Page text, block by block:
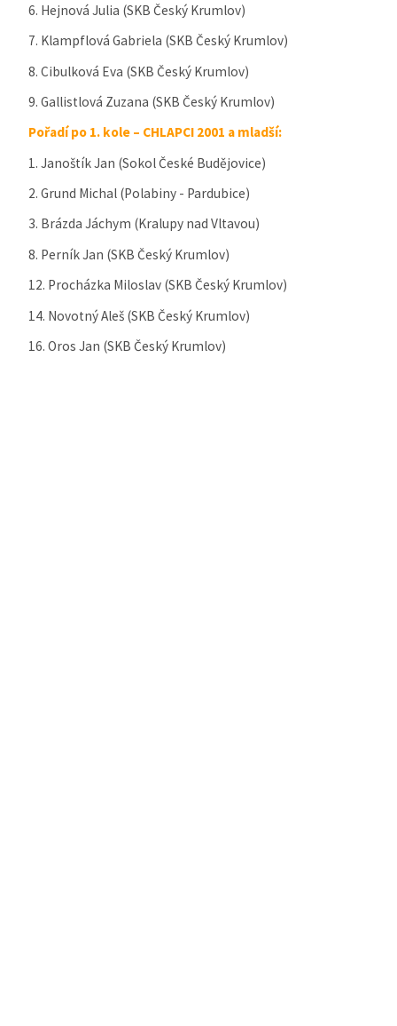
6. Hejnová Julia (SKB Český Krumlov)
7. Klampflová Gabriela (SKB Český Krumlov)
8. Cibulková Eva (SKB Český Krumlov)
9. Gallistlová Zuzana (SKB Český Krumlov)
Pořadí po 1. kole – CHLAPCI 2001 a mladší:
1. Janoštík Jan (Sokol České Budějovice)
2. Grund Michal (Polabiny - Pardubice)
3. Brázda Jáchym (Kralupy nad Vltavou)
8. Perník Jan (SKB Český Krumlov)
12. Procházka Miloslav (SKB Český Krumlov)
14. Novotný Aleš (SKB Český Krumlov)
16. Oros Jan (SKB Český Krumlov)